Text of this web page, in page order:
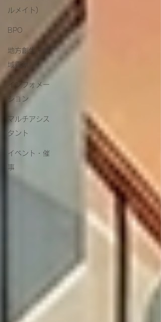
ルメイト)
BPO
地方創生・地
域貢献
インフォメー
ション
マルチアシス
タント
イベント・催
事